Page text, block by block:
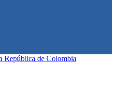
República de Colombia